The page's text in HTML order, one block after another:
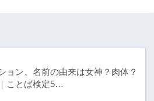
ョン、名前の由来は女神？肉体？
ことば検定5…